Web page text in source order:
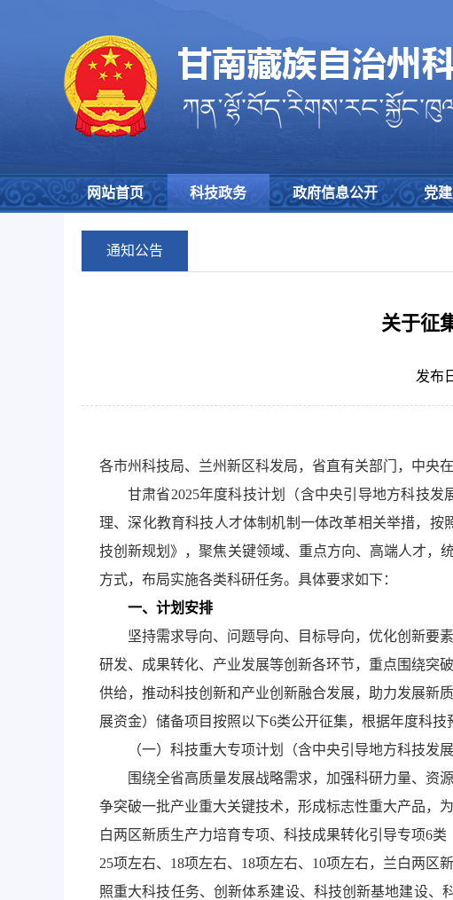
网站首页 科技政务 政府信息公开 党
通知公告
关于征
发布
各市州科技局、兰州新区科发局，省直有关部门，中央
甘肃省2025年度科技计划（含中央引导地方科技
理、深化教育科技人才体制机制一体改革相关举措，按
技创新规划》，聚焦关键领域、重点方向、高端人才，
方式，布局实施各类科研任务。具体要求如下：
一、计划安排
坚持需求导向、问题导向、目标导向，优化创新要
研发、成果转化、产业发展等创新各环节，重点围绕突
供给，推动科技创新和产业创新融合发展，助力发展新
展资金）储备项目按照以下6类公开征集，根据年度科技
（一）科技重大专项计划（含中央引导地方科技发展
围绕全省高质量发展战略需求，加强科研力量、资
争突破一批产业重大关键技术，形成标志性重大产品，
白两区新质生产力培育专项、科技成果转化引导专项6
25项左右、18项左右、18项左右、10项左右，兰白两
照重大科技任务、创新体系建设、科技创新基地建设